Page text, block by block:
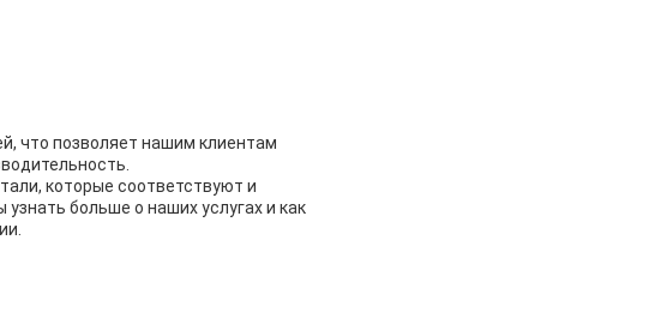
что позволяет нашим клиентам
которые соответствуют и
больше о наших услугах и как